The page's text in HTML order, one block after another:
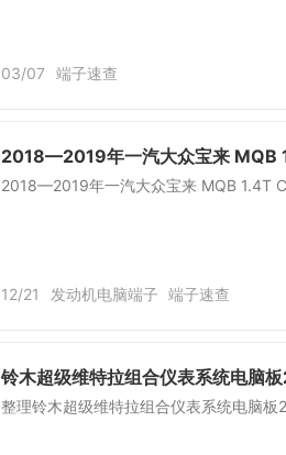
03/07 端子速查
2018—2019年一汽大众宝来 MQB
2018—2019年一汽大众宝来 MQB 1.4T
12/21 发动机电脑端子 端子速查
铃木超级维特拉组合仪表系统电脑
整理铃木超级维特拉组合仪表系统电脑板